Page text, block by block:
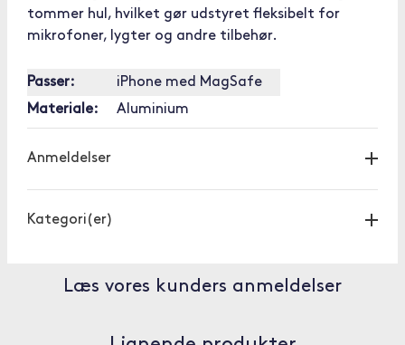
tommer hul, hvilket gør udstyret fleksibelt for
mikrofoner, lygter og andre tilbehør.
Passer:
iPhone med MagSafe
Materiale:
Aluminium
Anmeldelser
Kategori(er)
Læs vores kunders anmeldelser